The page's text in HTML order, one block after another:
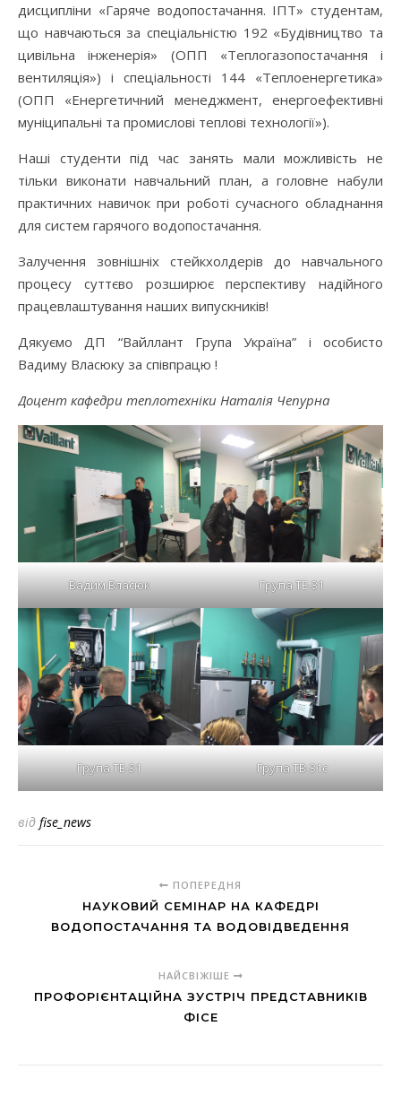
дисципліни «Гаряче водопостачання. ІПТ» студентам,
що навчаються за спеціальністю 192 «Будівництво та
цивільна інженерія» (ОПП «Теплогазопостачання і
вентиляція») і спеціальності 144 «Теплоенергетика»
(ОПП «Енергетичний менеджмент, енергоефективні
муніципальні та промислові теплові технології»).
Наші студенти під час занять мали можливість не
тільки виконати навчальний план, а головне набули
практичних навичок при роботі сучасного обладнання
для систем гарячого водопостачання.
Залучення зовнішніх стейкхолдерів до навчального
процесу суттєво розширює перспективу надійного
працевлаштування наших випускників!
Дякуємо ДП “Вайллант Група Україна” і особисто
Вадиму Власюку за співпрацю !
Доцент кафедри теплотехніки Наталія Чепурна
Вадим Власюк Група ТЕ-31
Група ТЕ-31 Група ТВ-31с
від fise_news
ПОПЕРЕДНЯ
НАУКОВИЙ СЕМІНАР НА КАФЕДРІ
ВОДОПОСТАЧАННЯ ТА ВОДОВІДВЕДЕННЯ
НАЙСВІЖІШЕ
ПРОФОРІЄНТАЦІЙНА ЗУСТРІЧ ПРЕДСТАВНИКІВ
ФІСЕ